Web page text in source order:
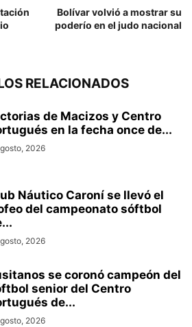
Bolívar volvió a mostrar su
poderío en el judo nacional
RELACIONADOS
de Macizos y Centro
en la fecha once de...
2026
Náutico Caroní se llevó el
del campeonato sóftbol
2026
se coronó campeón del
senior del Centro
de...
2026